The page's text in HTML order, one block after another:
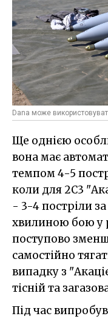
Dana може
Ще однією
вона має
темпом 4-5
коли для 2С3
- 3-4 постріли
хвилиною бою у
поступово
самостійно
випадку з
тісній та
Під час